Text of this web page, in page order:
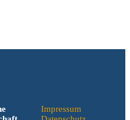
Impressum